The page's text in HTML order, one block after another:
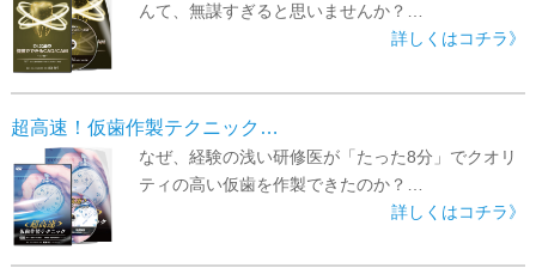
んて、無謀すぎると思いませんか？…
詳しくはコチラ》
超高速！仮歯作製テクニック…
なぜ、経験の浅い研修医が「たった8分」でクオリ
ティの高い仮歯を作製できたのか？…
詳しくはコチラ》
▼
▼
▼
▼
▼